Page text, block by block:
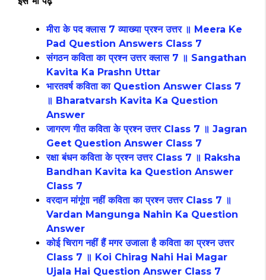
मीरा के पद क्लास 7 व्याख्या प्रश्न उत्तर ॥ Meera Ke
Pad Question Answers Class 7
संगठन कविता का प्रश्न उत्तर क्लास 7 ॥ Sangathan
Kavita Ka Prashn Uttar
भारतवर्ष कविता का Question Answer Class 7
॥ Bharatvarsh Kavita Ka Question
Answer
जागरण गीत कविता के प्रश्न उत्तर Class 7 ॥ Jagran
Geet Question Answer Class 7
रक्षा बंधन कविता के प्रश्न उत्तर Class 7 ॥ Raksha
Bandhan Kavita ka Question Answer
Class 7
वरदान मांगूंगा नहीं कविता का प्रश्न उत्तर Class 7 ॥
Vardan Mangunga Nahin Ka Question
Answer
कोई चिराग नहीं हैं मगर उजाला है कविता का प्रश्न उत्तर
Class 7 ॥ Koi Chirag Nahi Hai Magar
Ujala Hai Question Answer Class 7